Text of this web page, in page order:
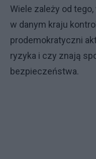
Wiele zależy od
w danym kraju
prodemokratyczni
ryzyka i czy znają
bezpieczeństwa.